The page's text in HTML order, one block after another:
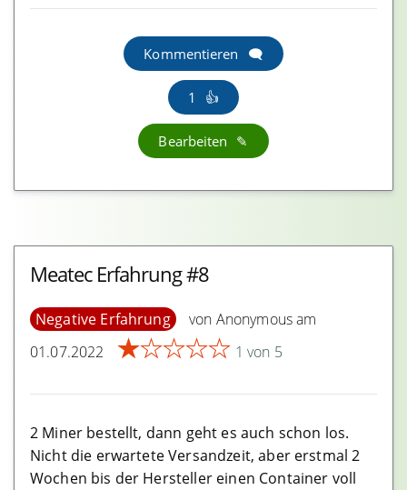
Atomic Wallet Erfahrungen
Exodus Wallet Erfahrungen
Myetherwallet Erfahrungen
Trezor Model T Erfahrungen
BRD Wallet Erfahrungen
Metamask Erfahrungen
Börsen
Binance Erfahrungen
eToro Erfahrungen
Anycoin Direct Erfahrungen
Kommentieren
1
Bearbeiten
Meatec Erfahrung #8
Negative Erfahrung
von Anonymous am
01.07.2022
★★★★★ 1 von 5
2 Miner bestellt, dann geht es auch schon los.
Nicht die erwartete Versandzeit, aber erstmal 2
Wochen bis der Hersteller einen Container voll